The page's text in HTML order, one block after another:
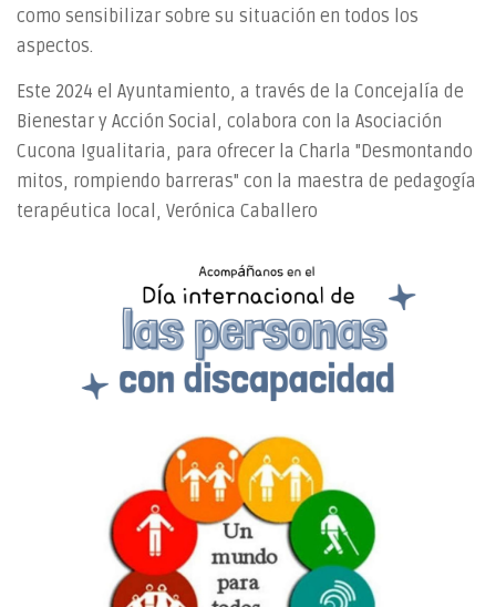
como sensibilizar sobre su situación en todos los
aspectos.
Este 2024 el Ayuntamiento, a través de la Concejalía de
Bienestar y Acción Social, colabora con la Asociación
Cucona Igualitaria, para ofrecer la Charla "Desmontando
mitos, rompiendo barreras" con la maestra de pedagogía
terapéutica local, Verónica Caballero